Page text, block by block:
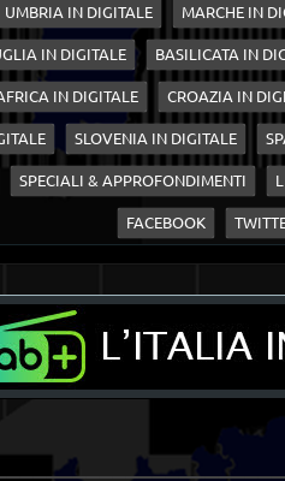
UMBRIA IN DIGITALE MARCHE IN
IN DIGITALE BASILICATA IN
IN DIGITALE CROAZIA IN
SLOVENIA IN DIGITALE
SPECIALI & APPROFONDIMENTI
FACEBOOK